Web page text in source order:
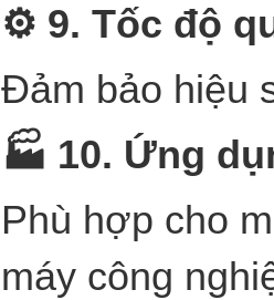
⚙️ 9. Tốc độ
Đảm bảo hiệu
🏭 10. Ứng
Phù hợp cho
máy công